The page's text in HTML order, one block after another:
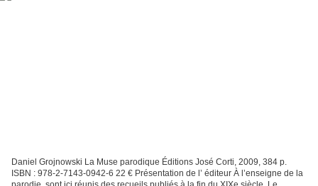
Daniel Grojnowski La Muse parodique Éditions José Corti, 2009, 384 p.
ISBN : 978-2-7143-0942-6 22 € Présentation de l’ éditeur À l’enseigne de la